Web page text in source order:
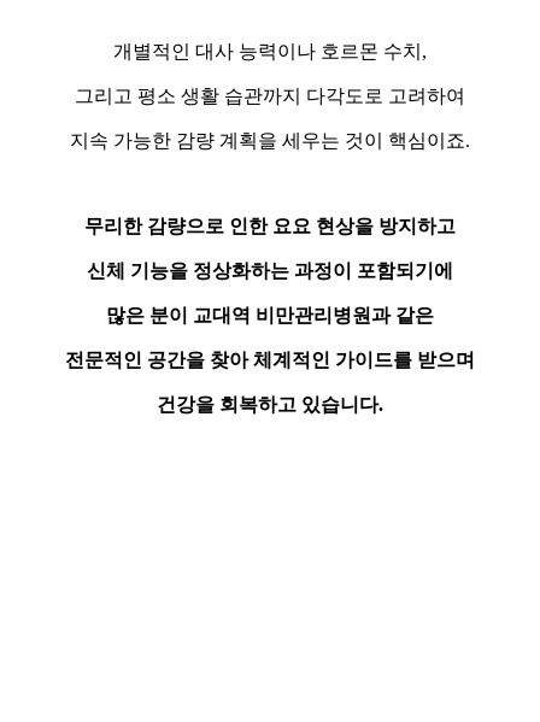
개별적인 대사 능력이나 호르몬 수치,
그리고 평소 생활 습관까지 다각도로 고려하여
지속 가능한 감량 계획을 세우는 것이 핵심이죠.
무리한 감량으로 인한 요요 현상을 방지하고
신체 기능을 정상화하는 과정이 포함되기에
많은 분이 교대역 비만관리병원과 같은
전문적인 공간을 찾아 체계적인 가이드를 받으며
건강을 회복하고 있습니다.